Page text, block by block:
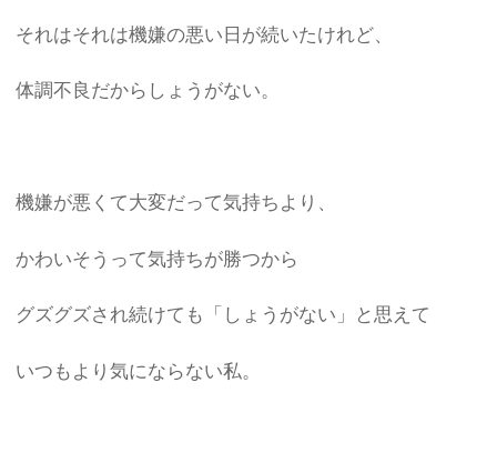
それはそれは機嫌の悪い日が続いたけれど、
体調不良だからしょうがない。
機嫌が悪くて大変だって気持ちより、
かわいそうって気持ちが勝つから
グズグズされ続けても「しょうがない」と思えて
いつもより気にならない私。